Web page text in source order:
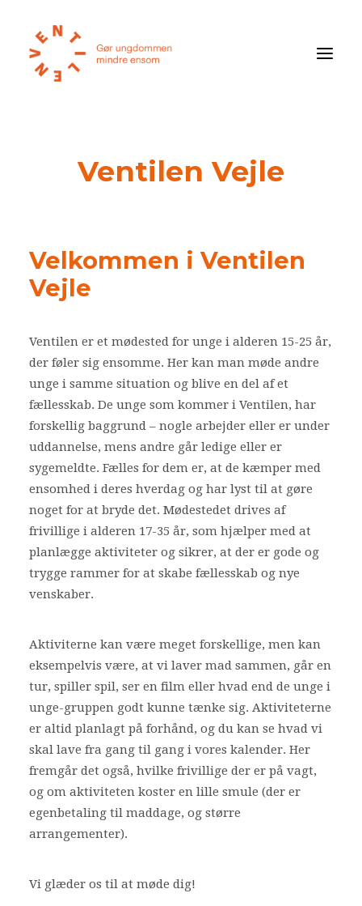
Opslagstavle
Bliv medlem
Book oplæg
Shop
Nyheder
Cart
Ventilen Vejle
Velkommen i Ventilen
Vejle
Ventilen er et mødested for unge i alderen 15-25 år,
der føler sig ensomme. Her kan man møde andre
unge i samme situation og blive en del af et
fællesskab. De unge som kommer i Ventilen, har
forskellig baggrund – nogle arbejder eller er under
uddannelse, mens andre går ledige eller er
sygemeldte. Fælles for dem er, at de kæmper med
ensomhed i deres hverdag og har lyst til at gøre
noget for at bryde det. Mødestedet drives af
frivillige i alderen 17-35 år, som hjælper med at
planlægge aktiviteter og sikrer, at der er gode og
trygge rammer for at skabe fællesskab og nye
venskaber.
Aktiviterne kan være meget forskellige, men kan
eksempelvis være, at vi laver mad sammen, går en
tur, spiller spil, ser en film eller hvad end de unge i
unge-gruppen godt kunne tænke sig. Aktiviteterne
er altid planlagt på forhånd, og du kan se hvad vi
skal lave fra gang til gang i vores kalender. Her
fremgår det også, hvilke frivillige der er på vagt,
og om aktiviteten koster en lille smule (der er
egenbetaling til maddage, og større
arrangementer).
Vi glæder os til at møde dig!